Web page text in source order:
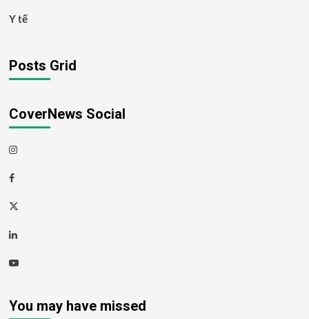
Y tế
Posts Grid
CoverNews Social
Instagram
Facebook
Twitter
Linkedin
Youtube
You may have missed